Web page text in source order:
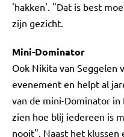
'hakken'. "Dat is best
zijn gezicht.
Mini-Dominator
Ook Nikita van Seggelen
evenement en helpt al
van de mini-Dominator
zien hoe blij iedereen is
nooit". Naast het